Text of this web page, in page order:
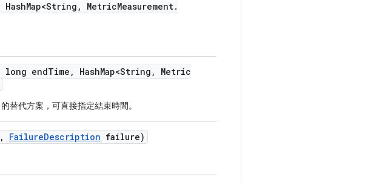
HashMap<String , MetricMeasurement.
long endTime , HashMap<String ,
Metric
的替代方案，可直接指定結束時間。
, FailureDescription failure)